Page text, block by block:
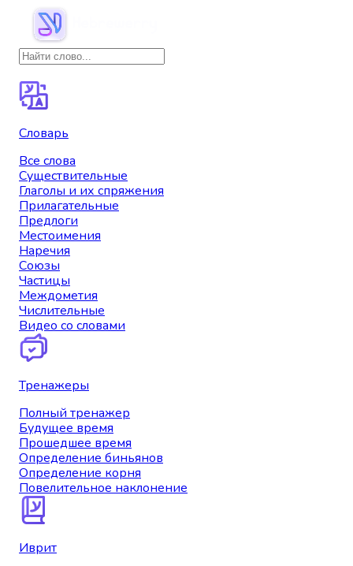
Словарь
Все слова
Существительные
Глаголы и их спряжения
Прилагательные
Предлоги
Местоимения
Наречия
Союзы
Частицы
Междометия
Числительные
Видео со словами
Тренажеры
Полный тренажер
Будущее время
Прошедшее время
Определение биньянов
Определение корня
Повелительное наклонение
Иврит